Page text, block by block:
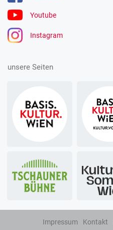
Youtube
Instagram
unsere Seiten
Impressum Kontakt